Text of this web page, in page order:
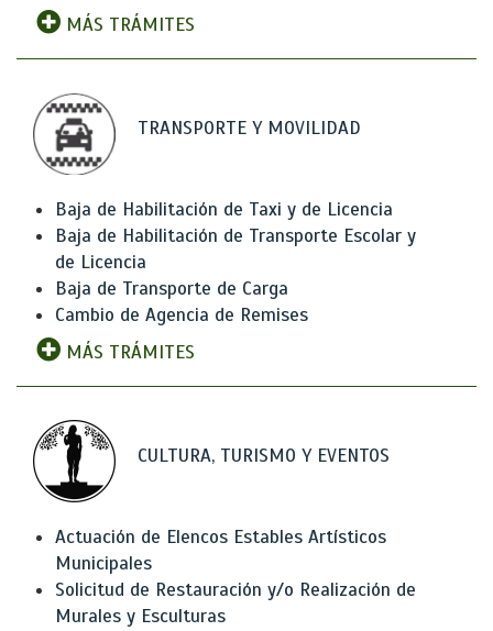
MÁS TRÁMITES
TRANSPORTE Y MOVILIDAD
Baja de Habilitación de Taxi y de Licencia
Baja de Habilitación de Transporte Escolar y
de Licencia
Baja de Transporte de Carga
Cambio de Agencia de Remises
MÁS TRÁMITES
CULTURA, TURISMO Y EVENTOS
Actuación de Elencos Estables Artísticos
Municipales
Solicitud de Restauración y/o Realización de
Murales y Esculturas